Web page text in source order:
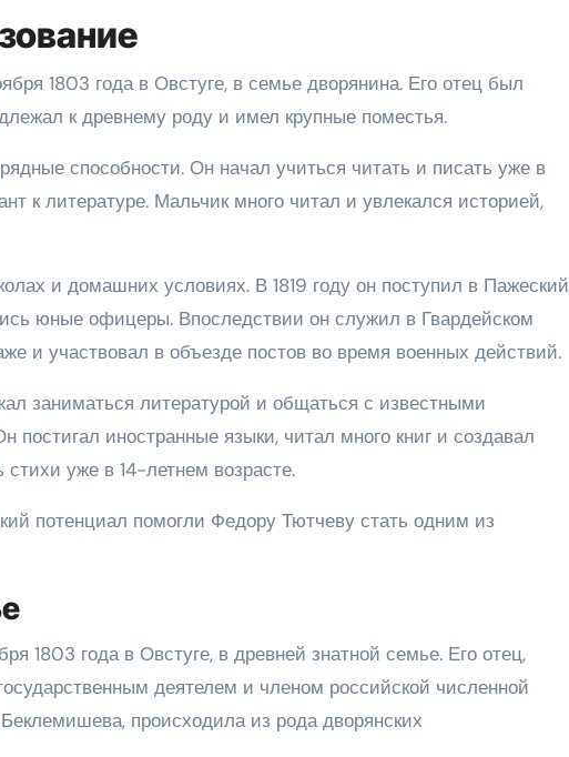
1803 года в Овстуге, в семье дворянина. Его отец был
к древнему роду и имел крупные поместья.
способности. Он начал учиться читать и писать уже в
к литературе. Мальчик много читал и увлекался историей,
и домашних условиях. В 1819 году он поступил в Пажеский
юные офицеры. Впоследствии он служил в Гвардейском
и участвовал в объезде постов во время военных действий.
заниматься литературой и общаться с известными
постигал иностранные языки, читал много книг и создавал
уже в 14-летнем возрасте.
потенциал помогли Федору Тютчеву стать одним из
1803 года в Овстуге, в древней знатной семье. Его отец,
деятелем и членом российской численной
происходила из рода дворянских